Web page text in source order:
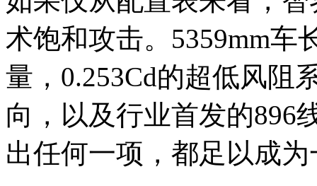
术饱和攻击。5359mm车
量，0.253Cd的超低风阻
向，以及行业首发的
出任何一项，都足以成